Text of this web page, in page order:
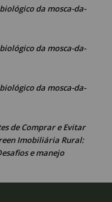
da mosca-da-
da mosca-da-
da mosca-da-
de Comprar e Evitar
Imobiliária Rural:
e manejo